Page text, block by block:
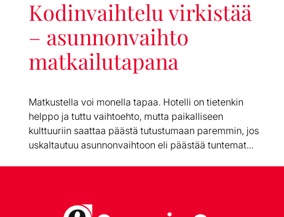
Kodinvaihtelu virkistää
– asunnonvaihto
matkailutapana
Matkustella voi monella tapaa. Hotelli on tietenkin
helppo ja tuttu vaihtoehto, mutta paikalliseen
kulttuuriin saattaa päästä tutustumaan paremmin, jos
uskaltautuu asunnonvaihtoon eli päästää tuntemat...